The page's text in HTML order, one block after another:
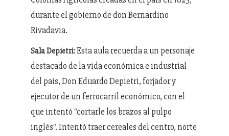
durante el gobierno de don Bernardino
Rivadavia.
Sala Depietri:Esta aula recuerda a un personaje
destacado de la vida económica e industrial
del país, Don Eduardo Depietri, forjador y
ejecutor de un ferrocarril económico, con el
que intentó "cortarle los brazos al pulpo
inglés". Intentó traer cereales del centro, norte